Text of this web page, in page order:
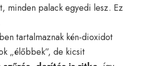
minden palack egyedi lesz. Ez
tartalmaznak kén-dioxidot
„élőbbek”, de kicsit